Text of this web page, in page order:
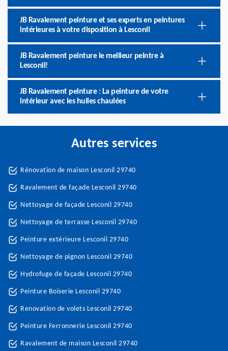
JB Ravalement peinture et ses experts en peintures
intérieures à votre disposition à Lesconil
JB Ravalement peinture le meilleur peintre à
Lesconil!
JB Ravalement peinture : La peinture de votre
intérieur avec les huiles chaulées
Autres services
Rénovation de maison Lesconil 29740
Ravalement de façade Lesconil 29740
Nettoyage de façade Lesconil 29740
Nettoyage de terrasse Lesconil 29740
Peinture extérieure Lesconil 29740
Nettoyage de pignon Lesconil 29740
Hydrofuge de façade Lesconil 29740
Peinture Boiserie Lesconil 29740
Renovation de volets Lesconil 29740
Peinture Ferronnerie Lesconil 29740
Ravalement de maison Lesconil 29740